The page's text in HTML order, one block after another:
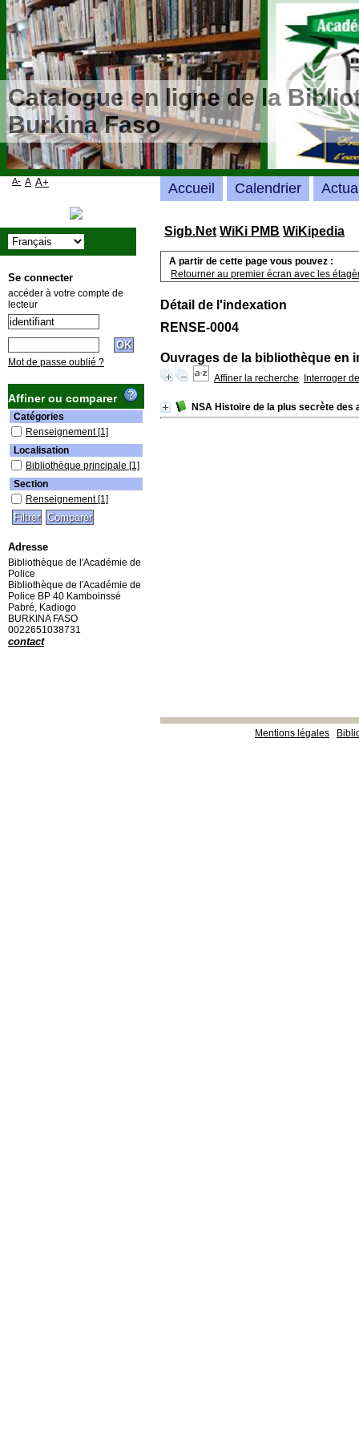
Catalogue en ligne de la
Burkina Faso
Sigb.Net WiKi PMB WiKipedia
A partir de cette page vous pouvez :
Retourner au premier écran avec les
Détail de l'indexation
RENSE-0004
Ouvrages de la bibliothèque en
Affiner la recherche Interroger
NSA Histoire de la plus secrète des
Mentions légales
Accueil Calendrier
A- A A+
Se connecter
accéder à votre compte de
lecteur
Mot de passe oublié ?
Affiner ou comparer
Catégories
Renseignement [1]
Localisation
Bibliothèque principale [1]
Section
Renseignement [1]
Adresse
Bibliothèque de l'Académie de
Police
Bibliothèque de l'Académie de
Police BP 40 Kamboinssé
Pabré, Kadiogo
BURKINA FASO
0022651038731
contact